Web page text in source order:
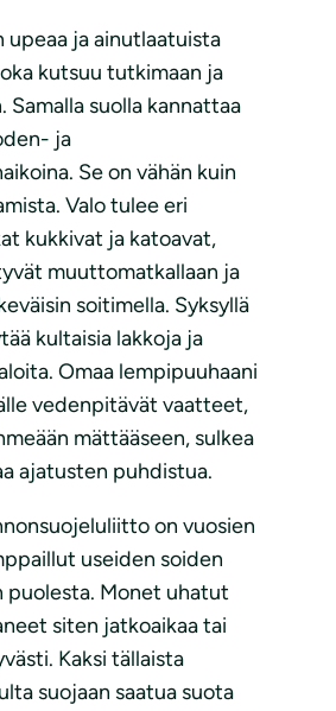
upeaa ja ainutlaatuista
kutsuu tutkimaan ja
Samalla suolla kannattaa
ja
Se on vähän kuin
Valo tulee eri
kukkivat ja katoavat,
muuttomatkallaan ja
soitimella. Syksyllä
kultaisia lakkoja ja
Omaa lempipuuhaani
vedenpitävät vaatteet,
mättääseen, sulkea
ajatusten puhdistua.
on vuosien
useiden soiden
puolesta. Monet uhatut
siten jatkoaikaa tai
Kaksi tällaista
suojaan saatua suota